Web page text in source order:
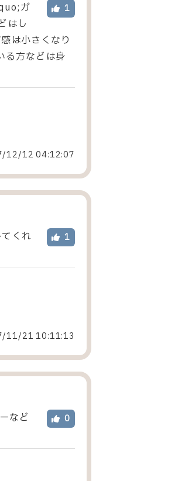
1
ガ
はし
は小さくなり
る方などは身
12/12 04:12:07
1
くれ
11/21 10:11:13
0
など